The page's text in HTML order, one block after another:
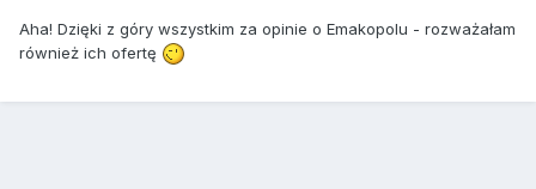
Aha! Dzięki z góry wszystkim za opinie o Emakopolu - rozważałam
również ich ofertę